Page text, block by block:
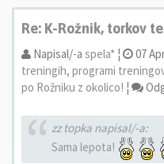
Re: K-Rožnik, torkov
Napisal/-a spela* ¦ 07
treningih, programi
po Rožniku z okolico! ¦
zz topka napisal/-a:
Sama lepota!